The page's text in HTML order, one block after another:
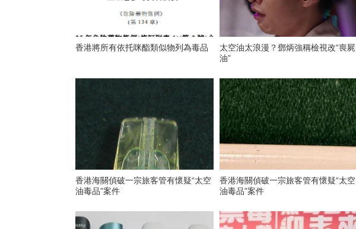
香港將所有依托咪酯類似物列為毒品
太空油太浪漫？鄧炳強稱檢視改“喪屍
油”
香港海關偵破一宗旅客管有懷疑“太空
油毒品”案件
香港海關偵破一宗旅客管有懷疑“太空
油毒品”案件